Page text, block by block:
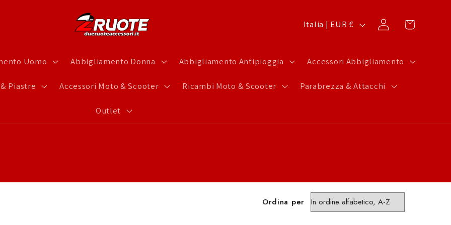
Uomo Abbigliamento Donna Abbigliamento Antipioggia Accessori Abbigliamento
Piastre Accessori Moto & Scooter Ricambi Moto & Scooter Parabrezza & Attacchi
Outlet
e
e
Italia | EUR € Accedi Carrello
Ordina per